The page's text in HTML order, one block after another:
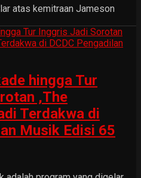
atas kemitraan Jameson
hingga Tur
,The
Terdakwa di
Musik Edisi 65